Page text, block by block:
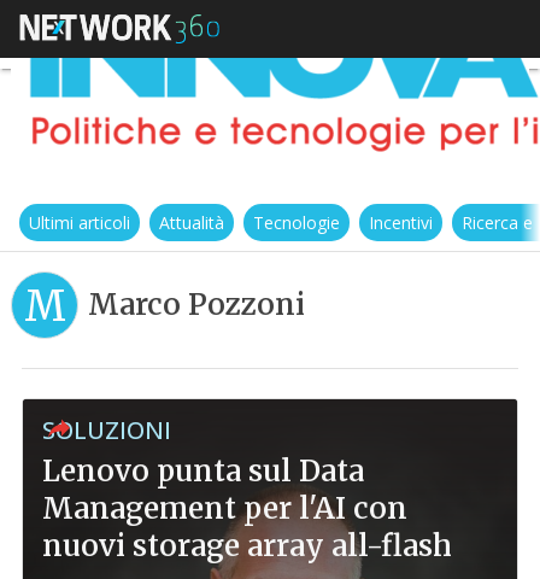
Ultimi articoli Attualità Tecnologie Incentivi Ricerca
M Marco Pozzoni
SOLUZIONI
Lenovo punta sul Data
Management per l'AI con
nuovi storage array all-flash